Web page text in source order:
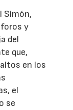
Simón,
y
del
que,
en los
el
se